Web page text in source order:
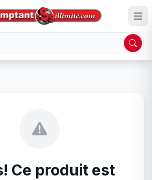
Ce produit est